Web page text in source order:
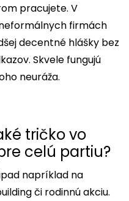
pracujete. V
firmách
decentné hlášky bez
Skvele fungujú
neuráža.
tričko vo
celú partiu?
napríklad na
či rodinnú akciu.